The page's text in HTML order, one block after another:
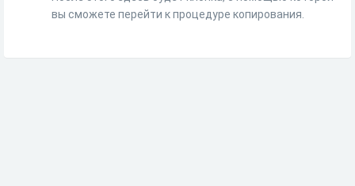
вы сможете перейти к процедуре копирования.